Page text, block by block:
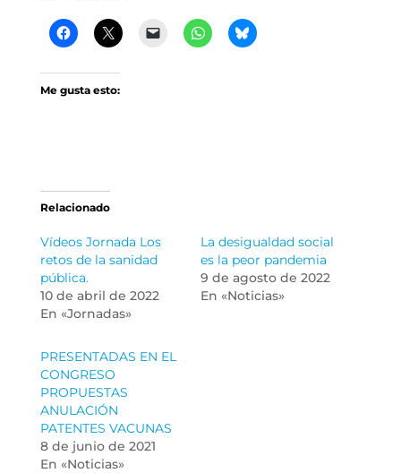
Me gusta esto:
Relacionado
Vídeos Jornada Los
retos de la sanidad
pública.
10 de abril de 2022
En «Jornadas»
La desigualdad social
es la peor pandemia
9 de agosto de 2022
En «Noticias»
PRESENTADAS EN EL
CONGRESO
PROPUESTAS
ANULACIÓN
PATENTES VACUNAS
8 de junio de 2021
En «Noticias»